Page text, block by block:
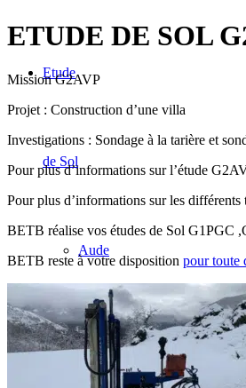
Etude
de Sol
Aude
Bouche-du-Rhônes
ETUDE DE SOL
Mission G2AVP
Projet : Construction d’une villa
Investigations : Sondage à la tarière et
Pour plus d’informations sur l’étude
Pour plus d’informations sur les
BETB réalise vos études de Sol G1PGC
BETB reste à votre disposition pour toute